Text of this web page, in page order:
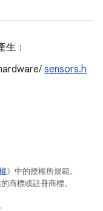
：
sensors.h
》中的授權所規範。
商標或註冊商標。